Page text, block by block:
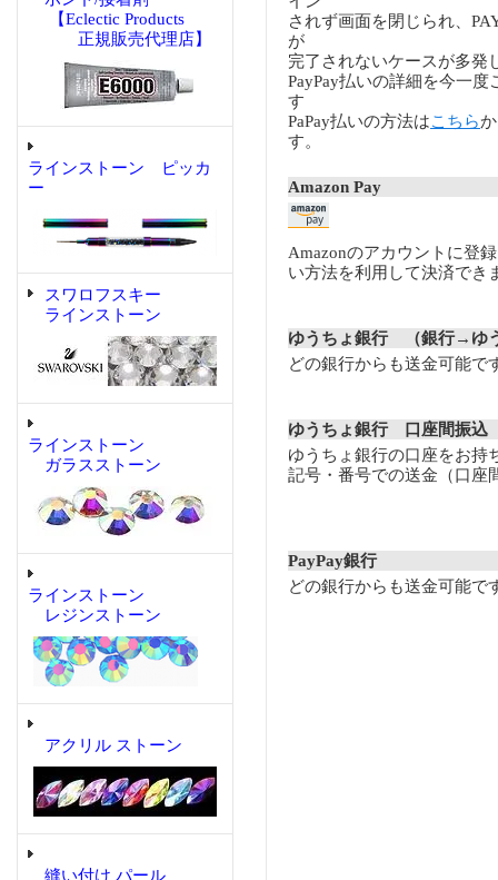
【Eclectic Products
正規販売代理店】
ラインストーン ピッカ
ー
スワロフスキー
ラインストーン
ラインストーン
ガラスストーン
ラインストーン
レジンストーン
アクリル ストーン
縫い付け パール
されず画面を閉じられ、
が
完了されないケースが多発
PayPay払いの詳細を今一度
す
PaPay払いの方法はこちら
す。
Amazon Pay
Amazonのアカウントに登
い方法を利用して決済でき
ゆうちょ銀行 （銀行→ゆ
どの銀行からも送金可能で
ゆうちょ銀行 口座間振込
ゆうちょ銀行の口座をお持
記号・番号での送金（口座
PayPay銀行
どの銀行からも送金可能で